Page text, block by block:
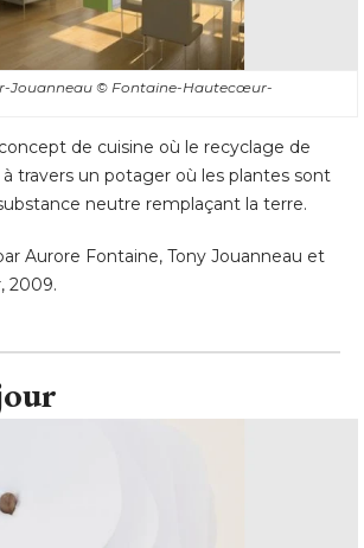
Jouanneau © Fontaine-Hautecœur-
de cuisine où le recyclage de
travers un potager où les plantes sont
neutre remplaçant la terre.
Aurore Fontaine, Tony Jouanneau et
2009.